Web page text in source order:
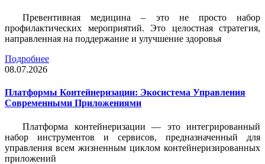
Превентивная медицина – это не просто набор
профилактических мероприятий. Это целостная стратегия,
направленная на поддержание и улучшение здоровья
Подробнее
08.07.2026
Платформы Контейнеризации: Экосистема Управления
Современными Приложениями
Платформа контейнеризации — это интегрированный
набор инструментов и сервисов, предназначенный для
управления всем жизненным циклом контейнеризированных
приложений